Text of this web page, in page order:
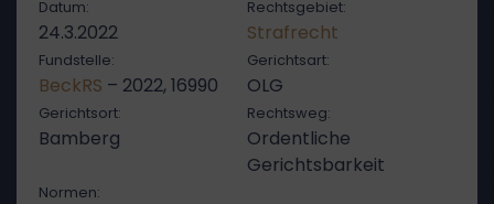
Datum:
24.3.2022
Rechtsgebiet:
Strafrecht
Fundstelle:
BeckRS – 2022, 16990
Gerichtsart:
OLG
Gerichtsort:
Bamberg
Rechtsweg:
Ordentliche
Gerichtsbarkeit
Normen: